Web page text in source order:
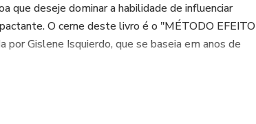
que deseje dominar a habilidade de influenciar
O cerne deste livro é o "MÉTODO EFEITO
Gislene Isquierdo, que se baseia em anos de